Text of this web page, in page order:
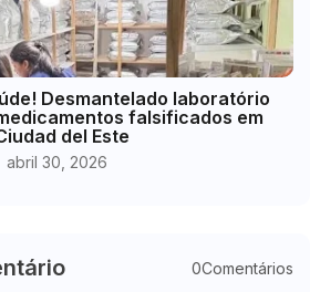
Desmantelado laboratório
falsificados em
del Este
abril 30, 2026
0Comentários